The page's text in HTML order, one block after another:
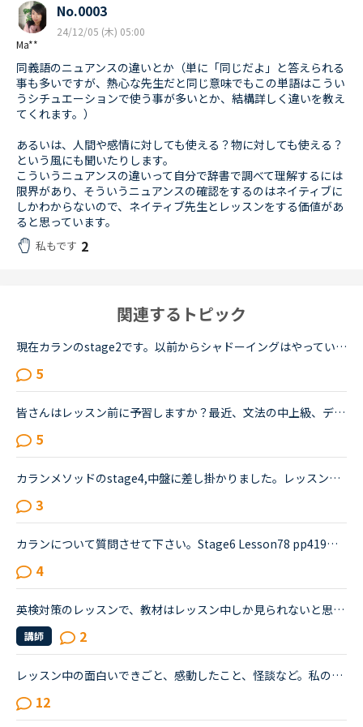
Ma**
No.0003
24/12/05 (木) 05:00
同義語のニュアンスの違いとか（単に「同じだよ」と答えられる
事も多いですが、熱心な先生だと同じ意味でもこの単語はこうい
うシチュエーションで使う事が多いとか、結構詳しく違いを教え
てくれます。）
あるいは、人間や感情に対しても使える？物に対しても使える？
という風にも聞いたりします。
こういうニュアンスの違いって自分で辞書で調べて理解するには
限界があり、そういうニュアンスの確認をするのはネイティブに
しかわからないので、ネイティブ先生とレッスンをする価値があ
ると思っています。
私もです 2
関連するトピック
現在カランのstage2です。以前からシャドーイングはやっていて、先に話してくれる先生だとその先生が話し始めたすぐ後に続いて話すことは出来るのですが、本日カランであたった先生は、質問後に私の回答を待つ先...
5
皆さんはレッスン前に予習しますか？最近、文法の中上級、デイリーニュース、ディスカッション等を受けていますがだんだん内容が難しくなってきて予習がないと不安でレッスンが受けられません。というか予習して...
5
カランメソッドのstage4,中盤に差し掛かりました。レッスンの復習には、特にNEW WORK の復習でテキストとオーディオを利用しています。講師の質問がよく聞き取れないまま、講師のリードでやっと口伝えで回答して...
3
カランについて質問させて下さい。Stage6 Lesson78 pp419質問：Do you always choose your clothes yourself or does someone else ever help you to choose them?回答：No, I don't always choose my clothes my...
4
英検対策のレッスンで、教材はレッスン中しか見られないと思うのですが、レッスン後にそれをもう一度見ることは出来ないのでしょうか？レッスン中に模範解答が出ていたのですが、先生が解説をしてくれなくて何故...
講師 2
レッスン中の面白いできごと、感動したこと、怪談など。私の方からは、そろそろ午前2時なので怪談にします。もう一年ほど前になるでしょうか。すでに退職された男性講師とのレッスン中のことでした。とつぜん、彼...
12